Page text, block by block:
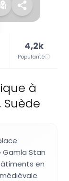
4,2k
Popularité
à
Suède
Stan
en